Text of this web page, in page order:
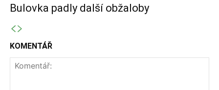
Bulovka padly další obžaloby
KOMENTÁŘ